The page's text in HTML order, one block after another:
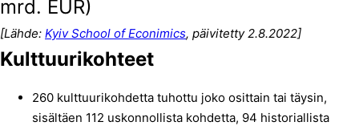
mrd. EUR)
[Lähde: Kyiv School of Econimics, päivitetty 2.8.2022]
Kulttuurikohteet
260 kulttuurikohdetta tuhottu joko osittain tai täysin,
sisältäen 112 uskonnollista kohdetta, 94 historiallista